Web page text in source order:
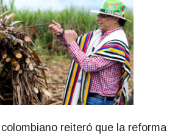
reiteró que la reforma